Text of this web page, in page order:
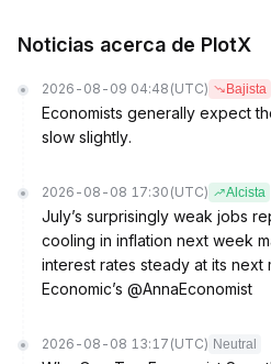
Noticias acerca de PlotX
2026-08-09 04:48 (UTC) Bajista
Economists generally expect
slow slightly.
2026-08-08 17:30 (UTC) Alcista
July’s surprisingly weak jobs
cooling in inflation next week
interest rates steady at its next
Economic’s @AnnaEconomist
2026-08-08 13:17 (UTC) Neutral